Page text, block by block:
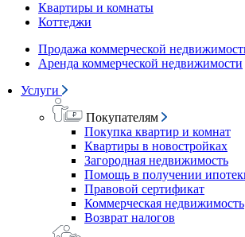
Квартиры и комнаты
Коттеджи
Продажа коммерческой
Аренда коммерческой недвижимости
Услуги
Покупателям
Покупка квартир и комнат
Квартиры в новостройках
Загородная недвижимость
Помощь в получении
Правовой сертификат
Коммерческая недвижимость
Возврат налогов